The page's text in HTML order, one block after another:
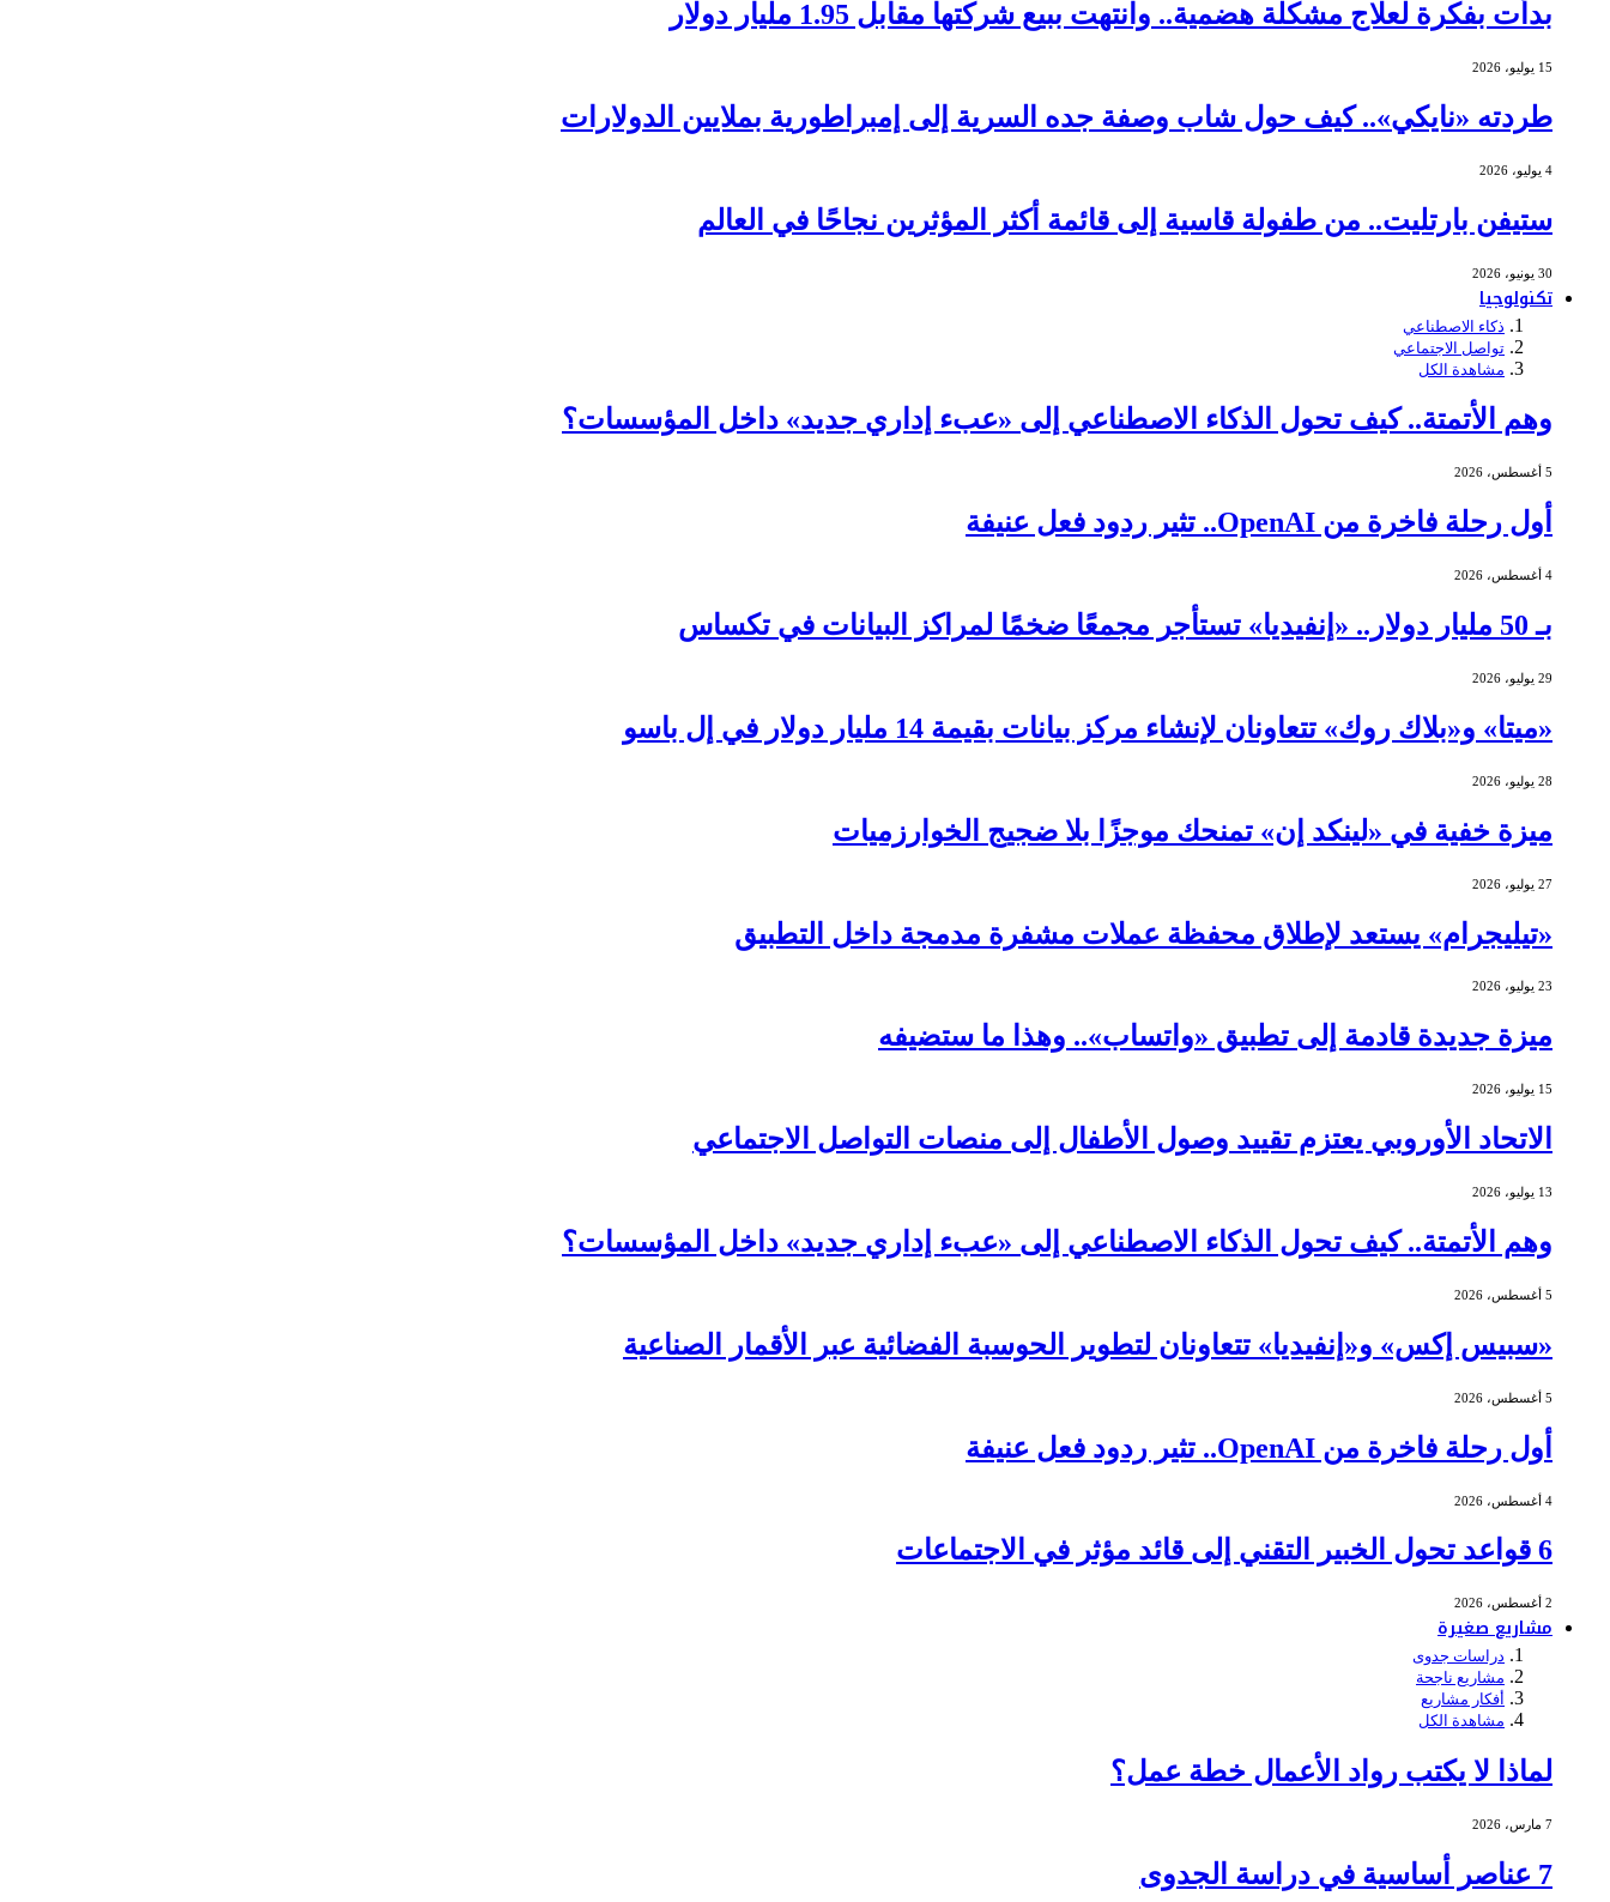
بدأت بفكرة لعلاج مشكلة هضمية.. وانتهت ببيع شركتها مقابل 1.95 مليار دولار
15 يوليو، 2026
طردته «نايكي».. كيف حول شاب وصفة جده السرية إلى إمبراطورية بملايين الدولارات
4 يوليو، 2026
ستيفن بارتليت.. من طفولة قاسية إلى قائمة أكثر المؤثرين نجاحًا في العالم
30 يونيو، 2026
تكنولوجيا
ذكاء الاصطناعي
تواصل الاجتماعي
مشاهدة الكل
وهم الأتمتة.. كيف تحول الذكاء الاصطناعي إلى «عبء إداري جديد» داخل المؤسسات؟
5 أغسطس، 2026
أول رحلة فاخرة من OpenAI.. تثير ردود فعل عنيفة
4 أغسطس، 2026
بـ 50 مليار دولار.. «إنفيديا» تستأجر مجمعًا ضخمًا لمراكز البيانات في تكساس
29 يوليو، 2026
«ميتا» و«بلاك روك» تتعاونان لإنشاء مركز بيانات بقيمة 14 مليار دولار في إل باسو
28 يوليو، 2026
ميزة خفية في «لينكد إن» تمنحك موجزًا بلا ضجيج الخوارزميات
27 يوليو، 2026
«تيليجرام» يستعد لإطلاق محفظة عملات مشفرة مدمجة داخل التطبيق
23 يوليو، 2026
ميزة جديدة قادمة إلى تطبيق «واتساب».. وهذا ما ستضيفه
15 يوليو، 2026
الاتحاد الأوروبي يعتزم تقييد وصول الأطفال إلى منصات التواصل الاجتماعي
13 يوليو، 2026
وهم الأتمتة.. كيف تحول الذكاء الاصطناعي إلى «عبء إداري جديد» داخل المؤسسات؟
5 أغسطس، 2026
«سبيس إكس» و«إنفيديا» تتعاونان لتطوير الحوسبة الفضائية عبر الأقمار الصناعية
5 أغسطس، 2026
أول رحلة فاخرة من OpenAI.. تثير ردود فعل عنيفة
4 أغسطس، 2026
6 قواعد تحول الخبير التقني إلى قائد مؤثر في الاجتماعات
2 أغسطس، 2026
مشاريع صغيرة
دراسات جدوى
مشاريع ناجحة
أفكار مشاريع
مشاهدة الكل
لماذا لا يكتب رواد الأعمال خطة عمل؟
7 مارس، 2026
7 عناصر أساسية في دراسة الجدوى